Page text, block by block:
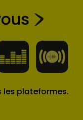
les plateformes.